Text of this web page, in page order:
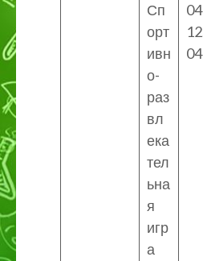
Сп
орт
ивн
о-
раз
вл
ека
тел
ьна
я
игр
а
04
04